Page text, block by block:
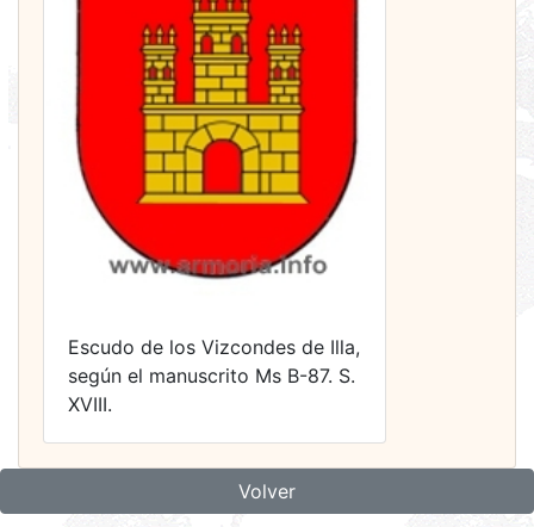
Escudo de los Vizcondes de Illa,
según el manuscrito Ms B-87. S.
XVIII.
Volver